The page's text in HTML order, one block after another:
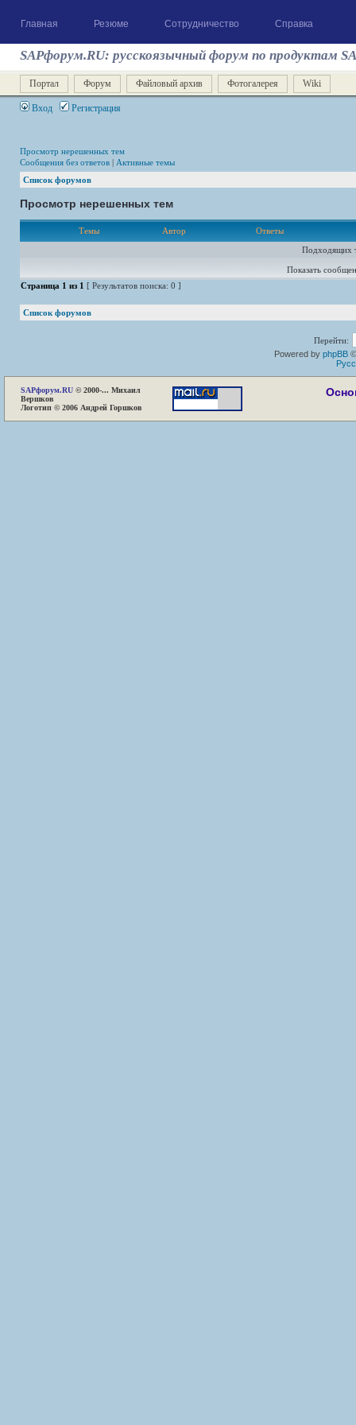
Главная Резюме Сотрудничество Справка
SAPфорум.RU: русскоязычный форум по продуктам
Портал Форум Файловый архив Фотогалерея Wiki
Вход Регистрация
Просмотр нерешенных тем
Сообщения без ответов | Активные темы
Список форумов
Просмотр нерешенных тем
Темы Автор
Ответы
Подходящих
Показать
Страница 1 из 1 [ Результатов поиска: 0 ]
Список форумов
Перейти:
Powered by phpBB
SAPфорум.RU © 2000-... Михаил
Вершков
Логотип © 2006 Андрей Горшков